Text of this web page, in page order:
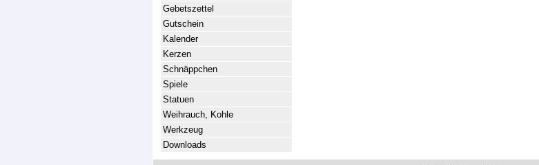
Gebetszettel
Gutschein
Kalender
Kerzen
Schnäppchen
Spiele
Statuen
Weihrauch, Kohle
Werkzeug
Downloads